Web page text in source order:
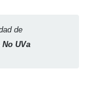
de
No UVa